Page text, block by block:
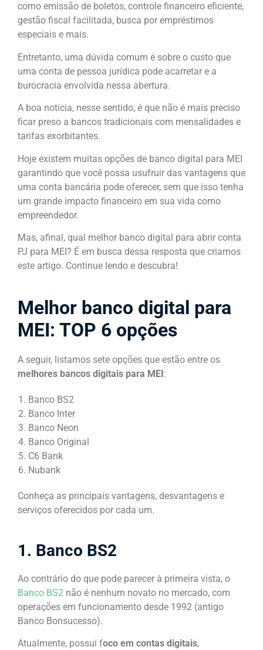
como emissão de boletos, controle financeiro eficiente,
gestão fiscal facilitada, busca por empréstimos
especiais e mais.
Entretanto, uma dúvida comum é sobre o custo que
uma conta de pessoa jurídica pode acarretar e a
burocracia envolvida nessa abertura.
A boa notícia, nesse sentido, é que não é mais preciso
ficar preso a bancos tradicionais com mensalidades e
tarifas exorbitantes.
Hoje existem muitas opções de banco digital para MEI
garantindo que você possa usufruir das vantagens que
uma conta bancária pode oferecer, sem que isso tenha
um grande impacto financeiro em sua vida como
empreendedor.
Mas, afinal, qual melhor banco digital para abrir conta
PJ para MEI? É em busca dessa resposta que criamos
este artigo. Continue lendo e descubra!
Melhor banco digital para
MEI: TOP 6 opções
A seguir, listamos sete opções que estão entre os
melhores bancos digitais para MEI:
Banco BS2
Banco Inter
Banco Neon
Banco Original
C6 Bank
Nubank
Conheça as principais vantagens, desvantagens e
serviços oferecidos por cada um.
1. Banco BS2
Ao contrário do que pode parecer à primeira vista, o
Banco BS2 não é nenhum novato no mercado, com
operações em funcionamento desde 1992 (antigo
Banco Bonsucesso).
Atualmente, possui foco em contas digitais,